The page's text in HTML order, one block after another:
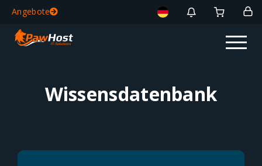
Angebote
Wissensdatenbank